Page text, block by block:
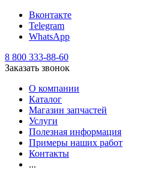
Вконтакте
Telegram
WhatsApp
8 800 333-88-60
Заказать звонок
О компании
Каталог
Магазин запчастей
Услуги
Полезная информация
Примеры наших работ
Контакты
...